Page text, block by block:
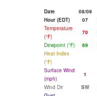
Date 08/09
Hour (EDT)
07
Temperature
(°F)
70
Dewpoint (°F)
69
Heat Index
(°F)
Surface Wind
(mph)
1
Wind Dir
SW